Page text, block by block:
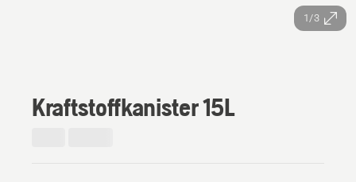
1/3
Kraftstoffkanister 15L